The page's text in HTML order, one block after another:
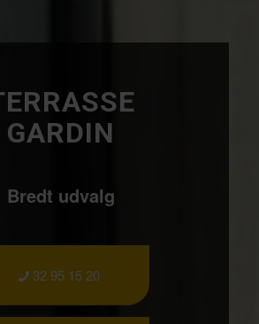
GARDIN
Bredt udvalg
32 95 15 20